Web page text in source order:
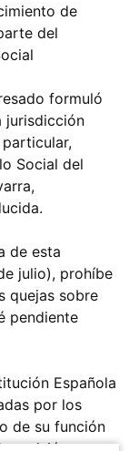
de
del
formuló
jurisdicción
Social del
de esta
julio), prohíbe
quejas sobre
pendiente
Española
por los
de su función